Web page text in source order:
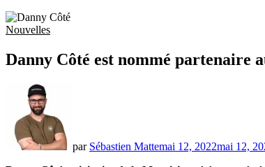
Nouvelles
Danny Côté est nommé partenaire
par Sébastien Mattemai 12, 2022mai 12,